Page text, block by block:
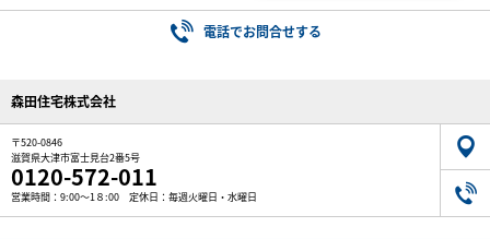
電話でお問合せする
森田住宅株式会社
〒520-0846
滋賀県大津市富士見台2番5号
0120-572-011
営業時間：9:00～1８:00 定休日：毎週火曜日・水曜日